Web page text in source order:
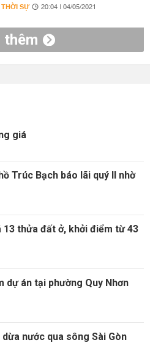
THỜI SỰ 20:04 | 04/05/2021
thêm
giá
Trúc Bạch báo lãi quý II nhờ
13 thửa đất ở, khởi điểm từ 43
dự án tại phường Quy Nhơn
nước qua sông Sài Gòn